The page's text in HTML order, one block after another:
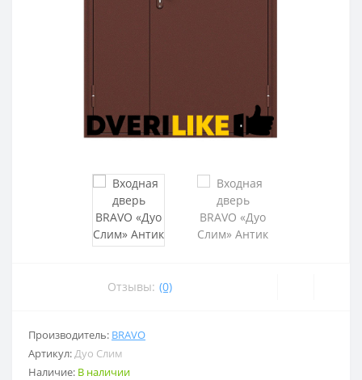
Отзывы: (0)
Производитель: BRAVO
Артикул: Дуо Слим
Наличие: В наличии